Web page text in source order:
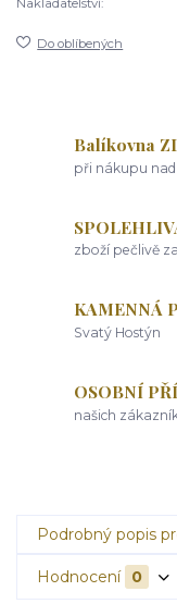
Nakladatelství:
Do oblíbených
Balíkovna
při nákupu
zboží pečlivě
KAMENNÁ
Svatý Hostýn
OSOBNÍ
našich
Podrobný popis
Hodnocení 0